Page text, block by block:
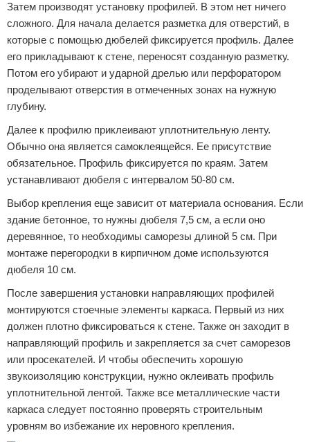
Затем производят установку профилей. В этом нет ничего
сложного. Для начала делается разметка для отверстий, в
которые с помощью дюбелей фиксируется профиль. Далее
его прикладывают к стене, переносят созданную разметку.
Потом его убирают и ударной дрелью или перфоратором
проделывают отверстия в отмеченных зонах на нужную
глубину.
Далее к профилю приклеивают уплотнительную ленту.
Обычно она является самоклеящейся. Ее присутствие
обязательное. Профиль фиксируется по краям. Затем
устанавливают дюбеля с интервалом 50-80 см.
Выбор крепления еще зависит от материала основания. Если
здание бетонное, то нужны дюбеля 7,5 см, а если оно
деревянное, то необходимы саморезы длиной 5 см. При
монтаже перегородки в кирпичном доме используются
дюбеля 10 см.
После завершения установки направляющих профилей
монтируются стоечные элементы каркаса. Первый из них
должен плотно фиксироваться к стене. Также он заходит в
направляющий профиль и закрепляется за счет саморезов
или просекателей. И чтобы обеспечить хорошую
звукоизоляцию конструкции, нужно оклеивать профиль
уплотнительной лентой. Также все металлические части
каркаса следует постоянно проверять строительным
уровням во избежание их неровного крепления.